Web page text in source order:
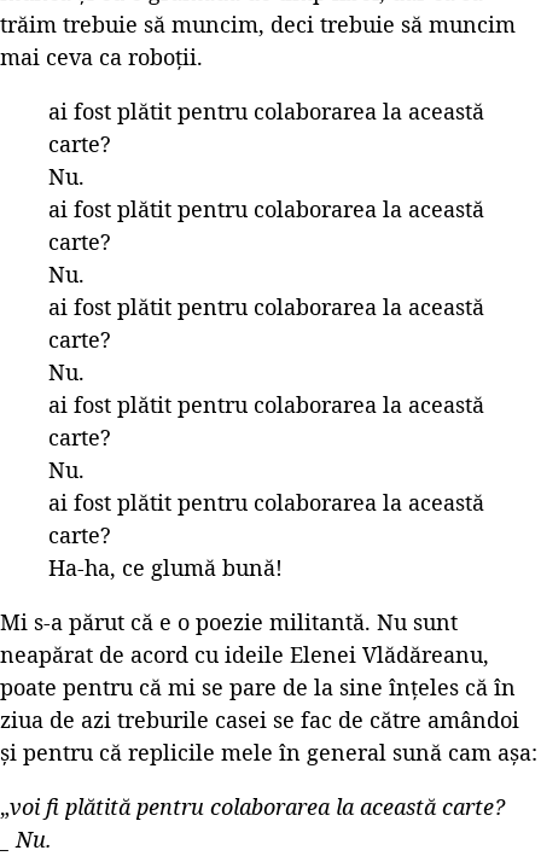
trăim trebuie să muncim, deci trebuie să muncim
mai ceva ca roboții.
ai fost plătit pentru colaborarea la această
carte?
Nu.
ai fost plătit pentru colaborarea la această
carte?
Nu.
ai fost plătit pentru colaborarea la această
carte?
Nu.
ai fost plătit pentru colaborarea la această
carte?
Nu.
ai fost plătit pentru colaborarea la această
carte?
Ha-ha, ce glumă bună!
Mi s-a părut că e o poezie militantă. Nu sunt
neapărat de acord cu ideile Elenei Vlădăreanu,
poate pentru că mi se pare de la sine înțeles că în
ziua de azi treburile casei se fac de către amândoi
și pentru că replicile mele în general sună cam așa:
„voi fi plătită pentru colaborarea la această carte?
_ Nu.